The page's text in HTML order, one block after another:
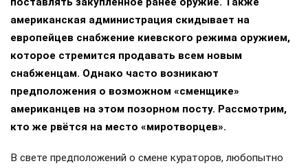
американская администрация скидывает на
европейцев снабжение киевского режима оружием,
которое стремится продавать всем новым
снабженцам. Однако часто возникают
предположения о возможном «сменщике»
американцев на этом позорном посту. Рассмотрим,
кто же рвётся на место «миротворцев».
В свете предположений о смене кураторов, любопытно